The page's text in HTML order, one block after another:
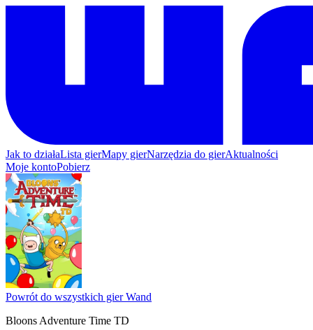
Jak to działaLista gierMapy gierNarzędzia do gierAktualności
Moje kontoPobierz
Powrót do wszystkich gier Wand
Bloons Adventure Time TD